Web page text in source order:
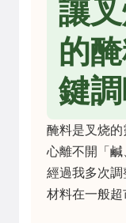
讓
的
鍵
醃料是叉烧
心離不開「鹹
經過我多次調
材料在一般超